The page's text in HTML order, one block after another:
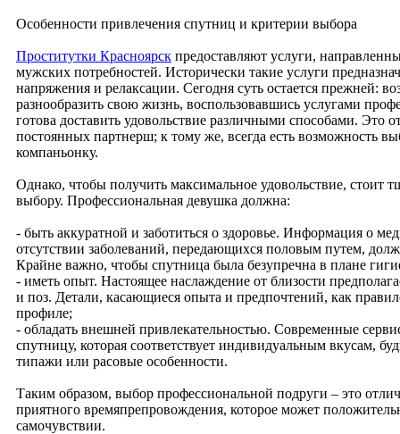
Особенности привлечения спутниц и критерии выбора
Проститутки Красноярск предоставляют услуги,
мужских потребностей. Исторически такие услуги
напряжения и релаксации. Сегодня суть остается прежней:
разнообразить свою жизнь, воспользовавшись услугами
готова доставить удовольствие различными способами. Это
постоянных партнерш; к тому же, всегда есть возможность
компаньонку.
Однако, чтобы получить максимальное удовольствие, стоит
выбору. Профессиональная девушка должна:
- быть аккуратной и заботиться о здоровье. Информация о
отсутствии заболеваний, передающихся половым путем,
Крайне важно, чтобы спутница была безупречна в плане
- иметь опыт. Настоящее наслаждение от близости
и поз. Детали, касающиеся опыта и предпочтений, как
профиле;
- обладать внешней привлекательностью. Современные
спутницу, которая соответствует индивидуальным вкусам,
типажи или расовые особенности.
Таким образом, выбор профессиональной подруги – это
приятного времяпрепровождения, которое может
самочувствии.